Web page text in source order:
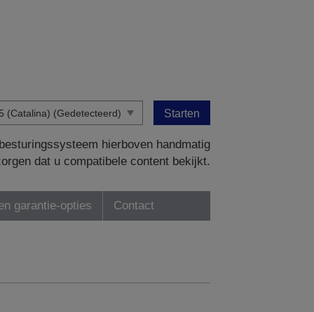
Starten
hierboven handmatig
dat u compatibele content bekijkt.
garantie-opties Contact